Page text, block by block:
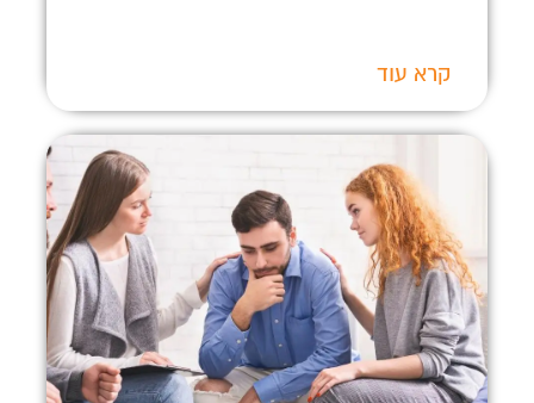
קרא עוד